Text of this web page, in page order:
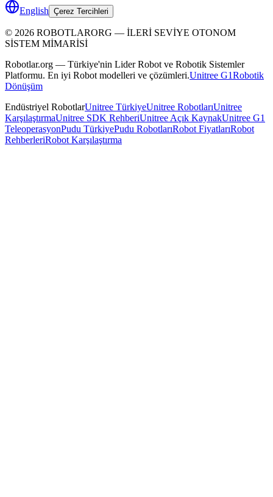
English Çerez Tercihleri
© 2026 ROBOTLARORG — İLERİ SEVİYE OTONOM
SİSTEM MİMARİSİ
Robotlar.org — Türkiye'nin Lider Robot ve Robotik Sistemler
Platformu. En iyi Robot modelleri ve çözümleri.Unitree G1Robotik
Dönüşüm
Endüstriyel RobotlarUnitree TürkiyeUnitree RobotlarıUnitree
KarşılaştırmaUnitree SDK RehberiUnitree Açık KaynakUnitree G1
TeleoperasyonPudu TürkiyePudu RobotlarıRobot FiyatlarıRobot
RehberleriRobot Karşılaştırma